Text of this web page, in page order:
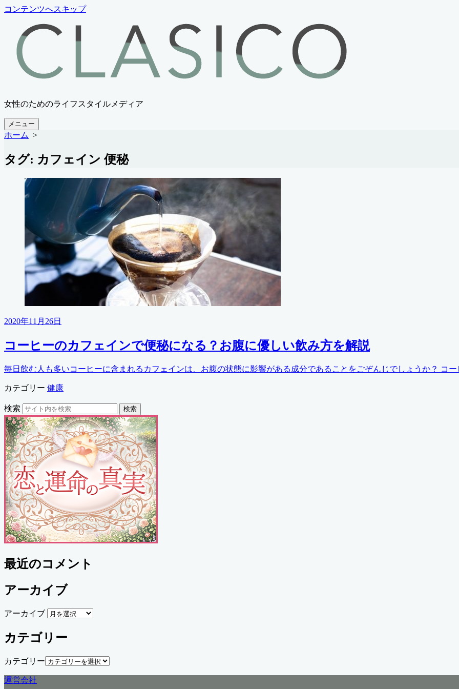
コンテンツへスキップ
女性のためのライフスタイルメディア
メニュー
ホーム >
タグ: カフェイン 便秘
2020年11月26日
コーヒーのカフェインで便秘になる？お腹に優しい飲み方を解説
毎日飲む人も多いコーヒーに含まれるカフェインは、お腹の状態に影響がある成分であることをごぞんじでしょうか？ コー
カテゴリー 健康
検索 検索
最近のコメント
アーカイブ
アーカイブ
カテゴリー
カテゴリー
運営会社